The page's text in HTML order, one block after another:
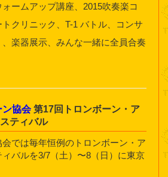
ームアップ講座、2015吹奏楽コ
クリニック、T-1 バトル、コンサ
楽器展示、みんな一緒に全員合奏
ン協会第17回トロンボーン・ア
ティバル
では毎年恒例のトロンボーン・ア
バルを3/7（土）〜8（日）に東京